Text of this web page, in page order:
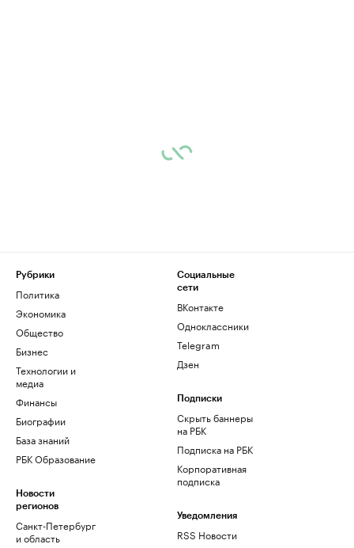
Рубрики
Политика
Экономика
Общество
Бизнес
Технологии и
медиа
Финансы
Биографии
База знаний
РБК Образование
Новости
регионов
Санкт-Петербург
и область
Социальные
сети
ВКонтакте
Одноклассники
Telegram
Дзен
Подписки
Скрыть баннеры
на РБК
Подписка на РБК
Корпоративная
подписка
Уведомления
RSS Новости